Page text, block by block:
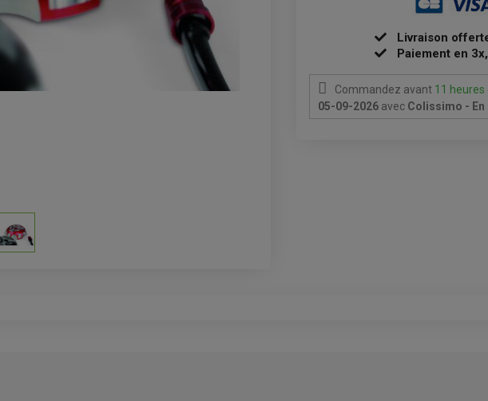
Livraison
Paiement en
Commandez avant 11
05-09-2026 avec Colissimo -